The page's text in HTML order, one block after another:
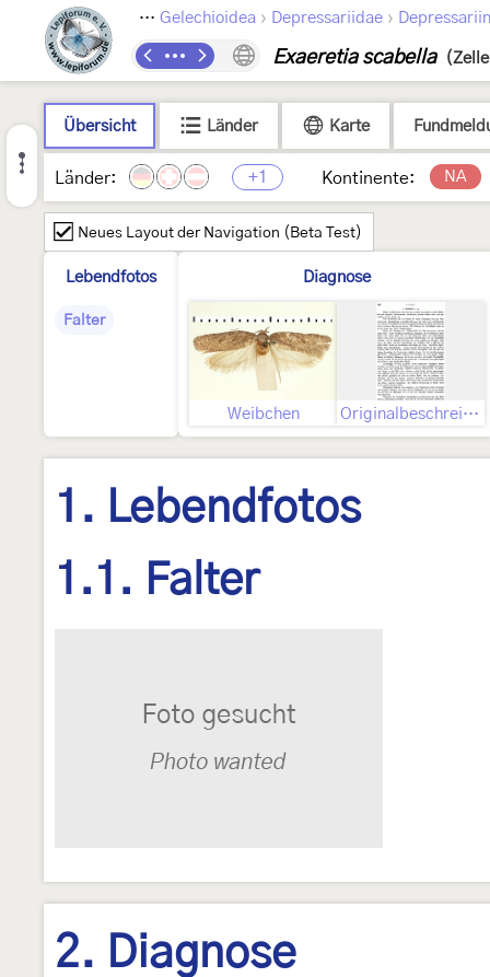
Lepidoptera Gelechioidea › Depressariidae ›
Exaeretia scabella
Übersicht Länder Karte
Länder: +1 Kontinente: NA
Neues Layout der Navigation (Beta Test)
Lebendfotos
Falter
Diagnose
Weibchen Originalbeschreibung
1. Lebendfotos
1.1. Falter
2. Diagnose